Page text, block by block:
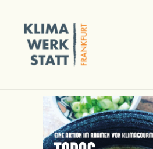
Frankfurt am Main